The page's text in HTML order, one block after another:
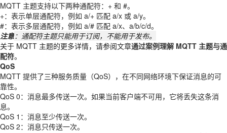
MQTT 主题支持以下两种通配符：+ 和 #。
+：表示单层通配符，例如 a/+ 匹配 a/x 或 a/y。
#：表示多层通配符，例如 a/# 匹配 a/x、a/b/c/d。
注意：通配符主题只能用于订阅，不能用于发布。
关于 MQTT 主题的更多详情，请参阅文章通过案例理解 MQTT 主题与通
配符。
QoS
MQTT 提供了三种服务质量（QoS），在不同网络环境下保证消息的可
靠性。
QoS 0：消息最多传送一次。如果当前客户端不可用，它将丢失这条消
息。
QoS 1：消息至少传送一次。
QoS 2：消息只传送一次。